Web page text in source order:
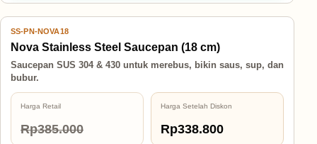
12% OFF
SS-PN-NOVA18
Nova Stainless Steel Saucepan (18 cm)
Saucepan SUS 304 & 430 untuk merebus, bikin saus, sup, dan
bubur.
Harga Retail
Rp385.000
Harga Setelah Diskon
Rp338.800